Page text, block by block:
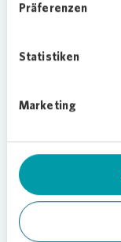
Präferenzen
Statistiken
Marketinggemeinsam
wie wichtig
sind.
lokalen
vorstellen zu